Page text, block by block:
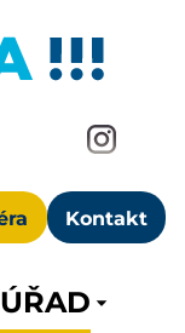
Kontakt
ÚŘAD